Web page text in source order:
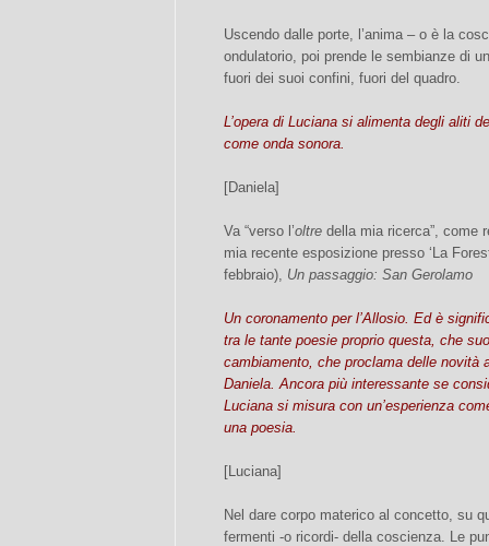
Uscendo dalle porte, l’anima – o è la
ondulatorio, poi prende le sembianze di
fuori dei suoi confini, fuori del quadro.
L’opera di Luciana si alimenta degli aliti
come onda sonora.
[Daniela]
Va “verso l’oltre della mia ricerca”, come
mia recente esposizione presso ‘La
febbraio), Un passaggio: San Gerolamo
Un coronamento per l’Allosio. Ed è
tra le tante poesie proprio questa, che
cambiamento, che proclama delle novità
Daniela. Ancora più interessante se
Luciana si misura con un’esperienza
una poesia.
[Luciana]
Nel dare corpo materico al concetto, su
fermenti -o ricordi- della coscienza. Le